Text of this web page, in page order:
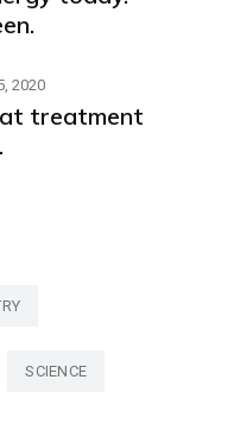
2020
treatment
SCIENCE